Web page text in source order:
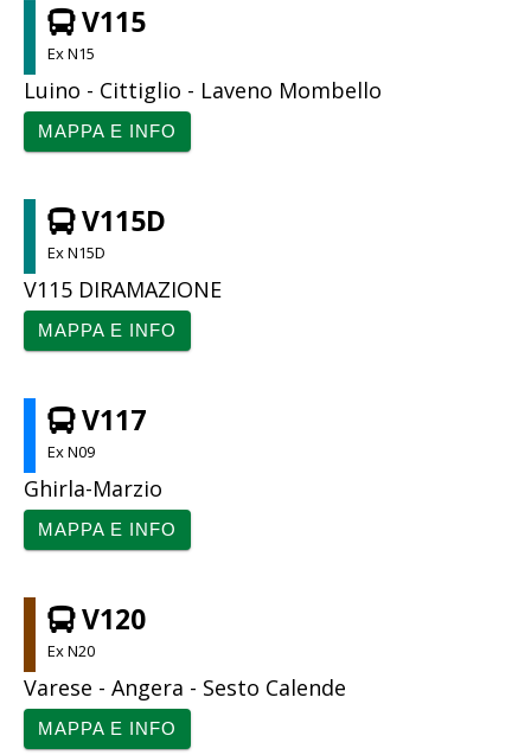
V115
Ex N15
Luino - Cittiglio - Laveno Mombello
MAPPA E INFO
V115D
Ex N15D
V115 DIRAMAZIONE
MAPPA E INFO
V117
Ex N09
Ghirla-Marzio
MAPPA E INFO
V120
Ex N20
Varese - Angera - Sesto Calende
MAPPA E INFO